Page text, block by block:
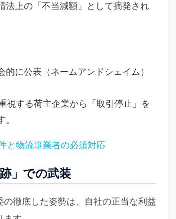
法上の「不当減額」として摘発され
に公表（ネームアンドシェイム）
視する荷主企業から「取引停止」を
と物流事業者の必須対応
」での武装
徹底した姿勢は、自社の正当な利益